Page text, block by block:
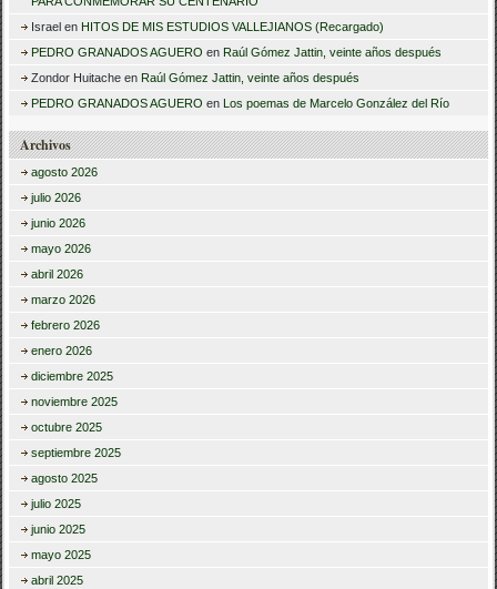
Israel en HITOS DE MIS ESTUDIOS VALLEJIANOS (Recargado)
PEDRO GRANADOS AGUERO en Raúl Gómez Jattin, veinte años después
Zondor Huitache en Raúl Gómez Jattin, veinte años después
PEDRO GRANADOS AGUERO en Los poemas de Marcelo González del Río
Archivos
agosto 2026
julio 2026
junio 2026
mayo 2026
abril 2026
marzo 2026
febrero 2026
enero 2026
diciembre 2025
noviembre 2025
octubre 2025
septiembre 2025
agosto 2025
julio 2025
junio 2025
mayo 2025
abril 2025